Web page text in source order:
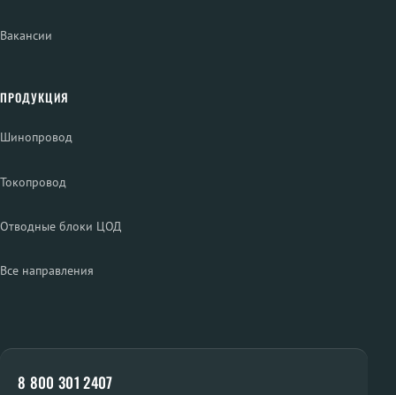
Вакансии
ПРОДУКЦИЯ
Шинопровод
Токопровод
Отводные блоки ЦОД
Все направления
8 800 301 2407